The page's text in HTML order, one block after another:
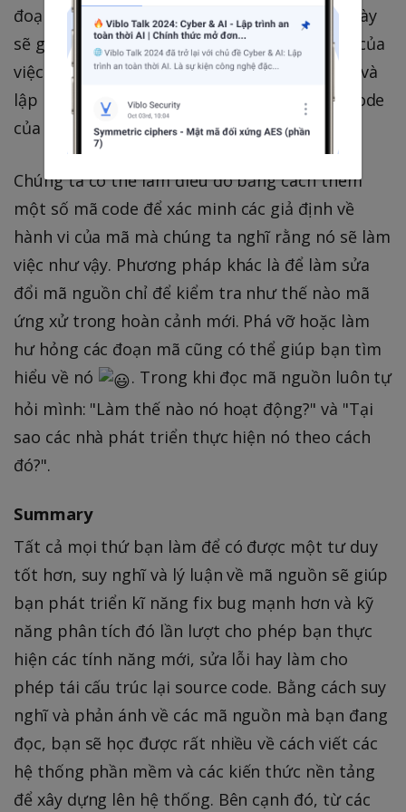
đoạn source code tương tác với nhau. Điều này
sẽ giúp bạn đạt được những mục tiêu chính của
việc đọc mã nguồn, mà là để có thể suy nghĩ và
lập luận về tất cả các khía cạnh của source code
của một hệ thống phần mềm .
Chúng ta có thể làm điều đó bằng cách thêm
một số mã code để xác minh các giả định về
hành vi của mã mà chúng ta nghĩ rằng nó sẽ làm
việc như vậy. Phương pháp khác là để làm sửa
đổi mã nguồn chỉ để kiểm tra như thế nào mã
ứng xử trong hoàn cảnh mới. Phá vỡ hoặc làm
hư hỏng các đoạn mã cũng có thể giúp bạn tìm
hiểu về nó
. Trong khi đọc mã nguồn luôn tự
hỏi mình: "Làm thế nào nó hoạt động?" và "Tại
sao các nhà phát triển thực hiện nó theo cách
đó?".
Summary
Tất cả mọi thứ bạn làm để có được một tư duy
tốt hơn, suy nghĩ và lý luận về mã nguồn sẽ giúp
bạn phát triển kĩ năng fix bug mạnh hơn và kỹ
năng phân tích đó lần lượt cho phép bạn thực
hiện các tính năng mới, sửa lỗi hay làm cho
phép tái cấu trúc lại source code. Bằng cách suy
nghĩ và phản ánh về các mã nguồn mà bạn đang
đọc, bạn sẽ học được rất nhiều về cách viết các
hệ thống phần mềm và các kiến thức nền tảng
để xây dựng lên hệ thống. Bên cạnh đó, từ các